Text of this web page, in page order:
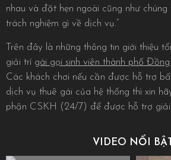
nhau và đặt hẹn ngoài cũng như chúng
trách nghiệm gì về dịch vụ.”
Trên đây là những thông tin giới thiệu
giải trí gái gọi sinh viên thành phố
Các khách chơi nếu cần được hỗ trợ
dịch vụ thuê gái của hệ thống thì xin
phận CSKH (24/7) để được hỗ trợ
VIDEO NỔI BẬT